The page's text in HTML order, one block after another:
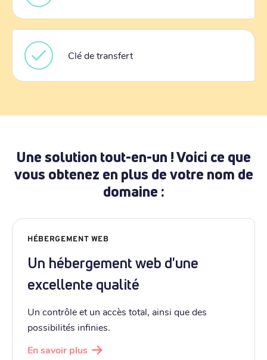
Clé de transfert
Une solution tout-en-un ! Voici ce que
vous obtenez en plus de votre nom de
domaine :
HÉBERGEMENT WEB
Un hébergement web d'une
excellente qualité
Un contrôle et un accès total, ainsi que des
possibilités infinies.
En savoir plus